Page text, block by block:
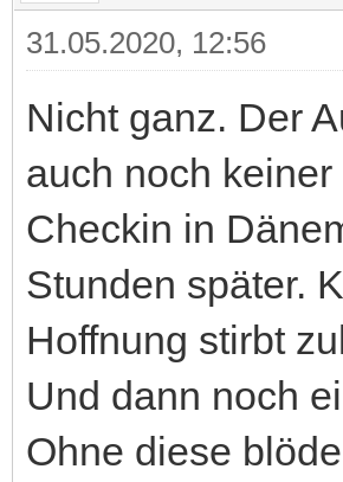
31.05.2020, 12:56
Nicht ganz. Der
auch noch
Checkin in
Stunden später.
Hoffnung stirbt
Und dann noch
Ohne diese